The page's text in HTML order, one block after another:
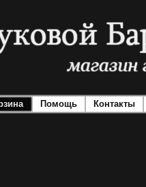
Помощь Контакты